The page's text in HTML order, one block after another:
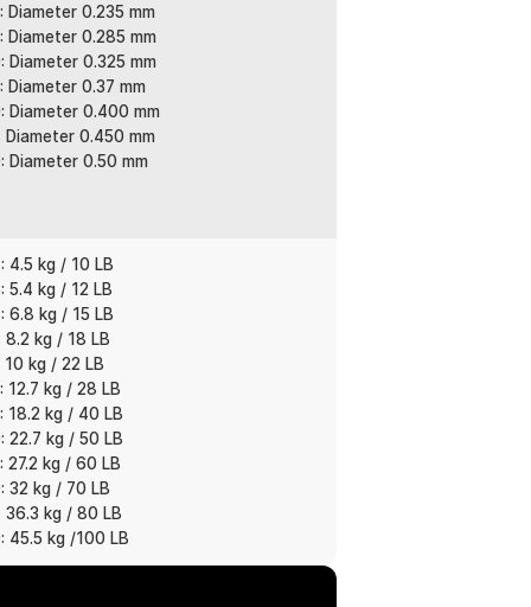
kuat dan tahan lama. Struktur serat
untuk area berbatu, karang, dan spot
reel ukuran kecil hingga menengah.
dibanding membeli spool kecil
spool. Membantu lemparan lebih
mancing aktif.
sensitif terhadap getaran kecil.
responsif dan maksimal.
tangguh digunakan pada spot
harian maupun trip laut.
ikan. Bisa dipilih untuk ikan kecil,
dengan reel dan teknik memancing
Diameter 0.235 mm
Diameter 0.285 mm
Diameter 0.325 mm
Diameter 0.37 mm
Diameter 0.400 mm
Diameter 0.450 mm
Diameter 0.50 mm
4.5 kg / 10 LB
5.4 kg / 12 LB
6.8 kg / 15 LB
8.2 kg / 18 LB
10 kg / 22 LB
12.7 kg / 28 LB
18.2 kg / 40 LB
22.7 kg / 50 LB
27.2 kg / 60 LB
32 kg / 70 LB
36.3 kg / 80 LB
45.5 kg /100 LB